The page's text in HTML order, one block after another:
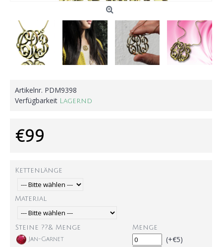
Artikelnr. PDM9398
Verfügbarkeit Lagernd
€99
Kettenlänge
Material
Steine ??& Menge Menge
Jan-Garnet (+€5)